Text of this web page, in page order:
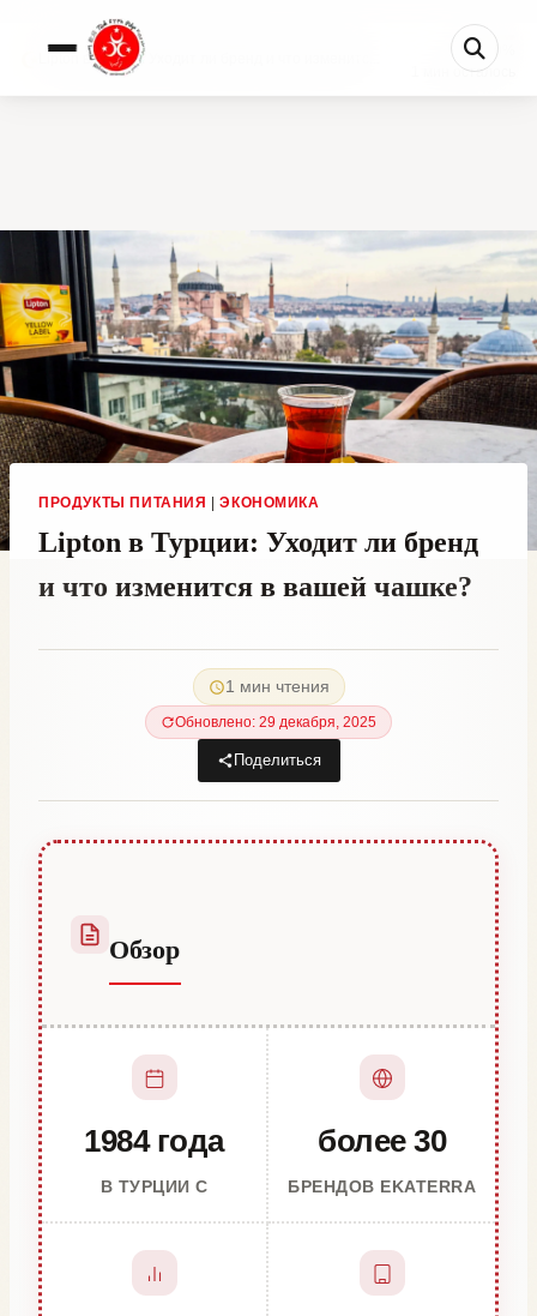
Lipton в Турции: Уходит ли бренд и что изменитс...
0%
1 мин осталось
ПРОДУКТЫ ПИТАНИЯ |ЭКОНОМИКА
Lipton в Турции: Уходит ли бренд
и что изменится в вашей чашке?
1 мин чтения
Обновлено: 29 декабря, 2025
Поделиться
Обзор
1984 года
В ТУРЦИИ С
более 30
БРЕНДОВ EKATERRA